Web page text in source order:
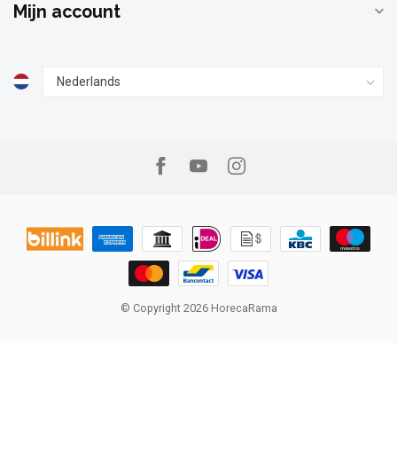
Mijn account
© Copyright 2026 HorecaRama